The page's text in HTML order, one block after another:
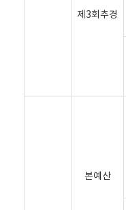
제3회추경
본예산